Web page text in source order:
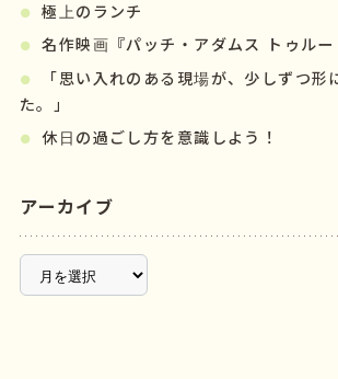
極上のランチ
名作映画『パッチ・アダムス トゥルー
「思い入れのある現場が、少しずつ形
た。」
休日の過ごし方を意識しよう！
アーカイブ
ー